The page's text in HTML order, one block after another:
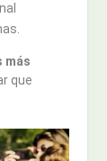
más
que